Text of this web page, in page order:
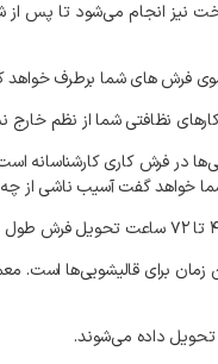
نیز انجام می‌شود تا پس از
فرش‌ های شما برطرف خواهد
نظافتی شما از نظمخارج
در فرش کاری کارشناسانه
خواهدگفت آسیب ناشی از چه
تا۷۲ساعت تحویل فرش طول
زمان برای قالیشویی‌ها است.
تحویل داده می‌شوند.